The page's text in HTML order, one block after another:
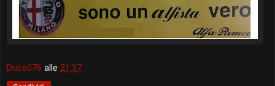
Duca076 alle 21:37